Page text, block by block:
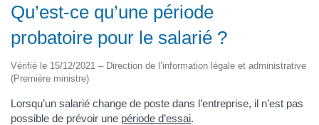
Qu’est-ce qu’une période
probatoire pour le salarié ?
Vérifié le 15/12/2021 – Direction de l’information légale et administrative
(Première ministre)
Lorsqu’un salarié change de poste dans l’entreprise, il n’est pas
possible de prévoir une période d’essai.